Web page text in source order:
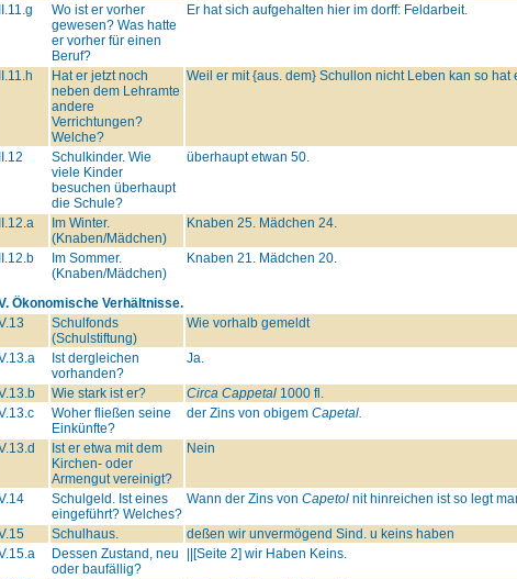
Wo ist er vorher
gewesen? Was hatte
er vorher für einen
Beruf?
Er hat sich aufgehalten hier im dorff: Feldarbeit.
Hat er jetzt noch
neben dem Lehramte
andere
Verrichtungen?
Welche?
Weil er mit {aus. dem} Schullon nicht Leben kan so hat
Schulkinder. Wie
viele Kinder
besuchen überhaupt
die Schule?
überhaupt etwan 50.
Im Winter.
(Knaben/Mädchen)
Knaben 25. Mädchen 24.
Im Sommer.
(Knaben/Mädchen)
Knaben 21. Mädchen 20.
Ökonomische Verhältnisse.
Schulfonds
(Schulstiftung)
Wie vorhalb gemeldt
Ist dergleichen
vorhanden?
Ja.
Wie stark ist er? Circa Cappetal1000 fl.
Woher fließen seine
Einkünfte?
der Zins von obigem Capetal.
Ist er etwa mit dem
Kirchen- oder
Armengut vereinigt?
Nein
Schulgeld. Ist eines
eingeführt? Welches?
Wann der Zins von Capetolnit hinreichen ist so legt
Schulhaus.
deßen wir unvermögend Sind. u keins haben
Dessen Zustand, neu
oder baufällig?
||[Seite 2] wir Haben Keins.